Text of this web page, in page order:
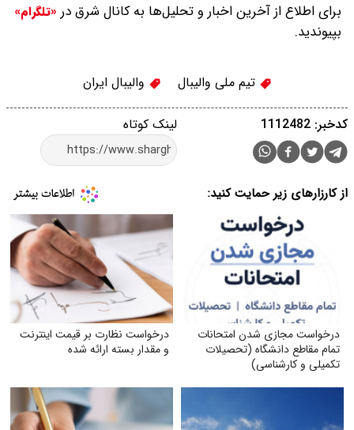
برای اطلاع از آخرین اخبار و تحلیل‌ها به کانال شرق در «تلگرام»
بپیوندید.
تیم ملی والیبال والیبال ایران
لینک کوتاه کدخبر: 1112482
از کارزارهای زیر حمایت کنید:
درخواست مجازی شدن امتحانات
تمام مقاطع دانشگاه (تحصیلات
تکمیلی و کارشناسی)
درخواست نظارت بر قیمت اینترنت
و مقدار بسته ارائه شده